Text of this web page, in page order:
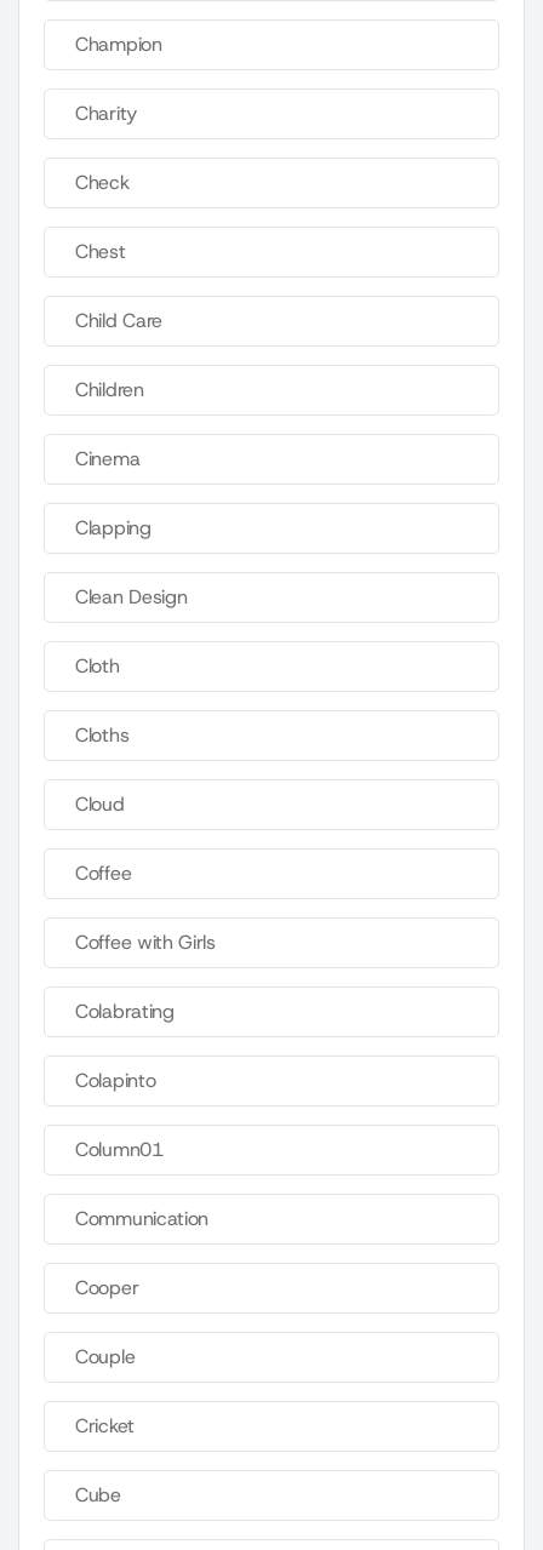
Champion
Charity
Check
Chest
Child Care
Children
Cinema
Clapping
Clean Design
Cloth
Cloths
Cloud
Coffee
Coffee with Girls
Colabrating
Colapinto
Column01
Communication
Cooper
Couple
Cricket
Cube